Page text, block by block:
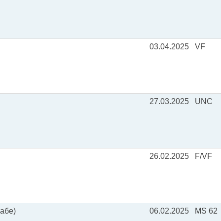
03.04.2025 VF
27.03.2025 UNC
26.02.2025 F/VF
06.02.2025 MS 62